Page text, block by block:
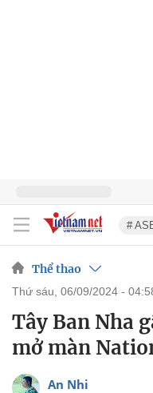
#
Thể thao
thứ sáu, 06/09/2024 -
Tây Ban Nha
mở màn
An Nhi